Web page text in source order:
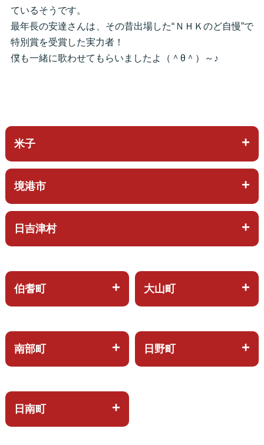
ているそうです。
最年長の安達さんは、その昔出場した“ＮＨＫのど自慢”で
特別賞を受賞した実力者！
僕も一緒に歌わせてもらいましたよ（＾θ＾）～♪
米子
境港市
日吉津村
伯耆町 大山町
南部町 日野町
日南町